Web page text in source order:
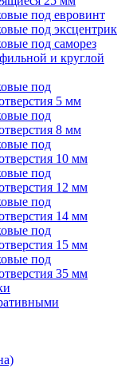
под евровинт
под эксцентрик
под саморез
и круглой
под
5 мм
под
8 мм
под
10 мм
под
12 мм
под
14 мм
под
15 мм
под
35 мм